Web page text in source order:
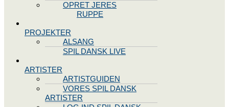
OPRET JERES
STYREGRUPPE
PROJEKTER
ALSANG
SPIL DANSK LIVE
ARTISTER
ARTISTGUIDEN
VORES SPIL DANSK
ARTISTER